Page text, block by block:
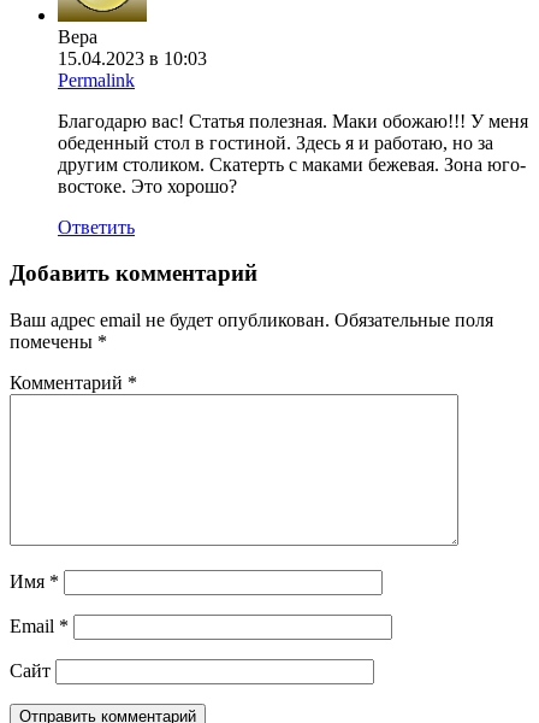
Вера
15.04.2023 в 10:03
Permalink
Благодарю вас! Статья полезная. Маки обожаю!!! У меня
обеденный стол в гостиной. Здесь я и работаю, но за
другим столиком. Скатерть с маками бежевая. Зона юго-
востоке. Это хорошо?
Ответить
Добавить комментарий
Ваш адрес email не будет опубликован. Обязательные поля
помечены *
Комментарий *
Имя *
Email *
Сайт